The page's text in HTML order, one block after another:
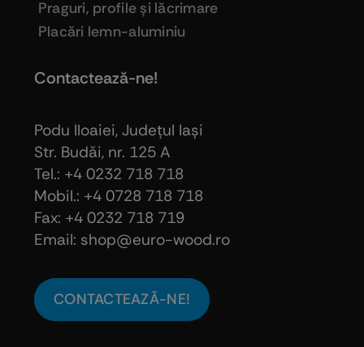
Praguri, profile şi lăcrimare
Placări lemn-aluminiu
Contactează-ne!
Podu Iloaiei, Judeţul Iaşi
Str. Budăi, nr. 125 A
Tel.: +4 0232 718 718
Mobil.: +4 0728 718 718
Fax: +4 0232 718 719
Email: shop@euro-wood.ro
CONTACTEAZĂ-NE!